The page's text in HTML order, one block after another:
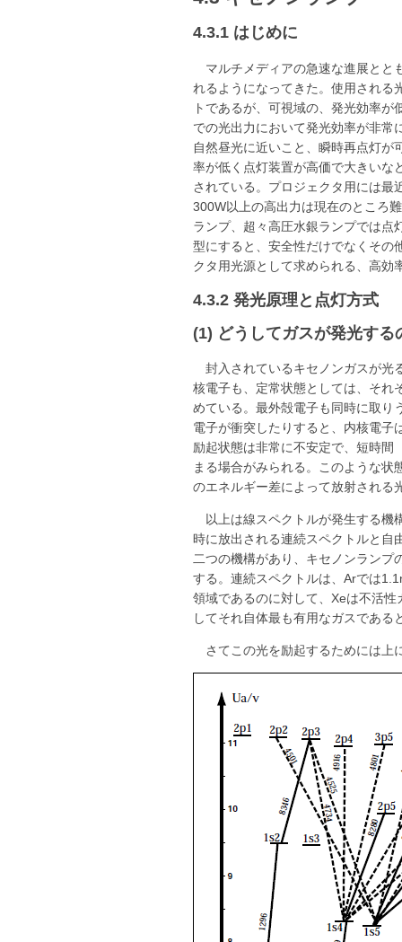
4.3.1 はじめに
マルチメディアの急速な進展とと
れるようになってきた。使用される
トであるが、可視域の、発光効率
での光出力において発光効率が非常
自然昼光に近いこと、瞬時再点灯
率が低く点灯装置が高価で大きいな
されている。プロジェクタ用には
300W以上の高出力は現在のところ
ランプ、超々高圧水銀ランプでは点
型にすると、安全性だけでなくその
クタ用光源として求められる、高効
4.3.2 発光原理と点灯方式
(1) どうしてガスが発光する
封入されているキセノンガスが光
核電子も、定常状態としては、それ
めている。最外殻電子も同時に取り
電子が衝突したりすると、内核電子
励起状態は非常に不安定で、短時間
まる場合がみられる。このような
のエネルギー差によって放射される
以上は線スペクトルが発生する
時に放出される連続スペクトルと自
二つの機構があり、キセノンランプ
する。連続スペクトルは、Arでは
領域であるのに対して、Xeは不活
してそれ自体最も有用なガスである
さてこの光を励起するためには上